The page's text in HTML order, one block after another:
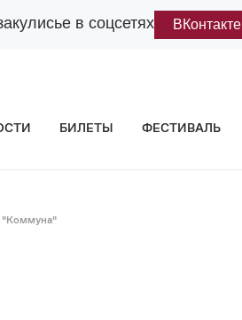
в соцсетях ВКонтакте
БИЛЕТЫ ФЕСТИВАЛЬ
"Коммуна"